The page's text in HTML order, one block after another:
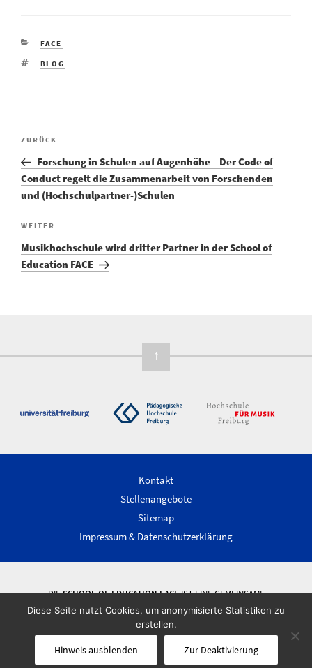
FACE
BLOG
ZURÜCK
Forschung in Schulen auf Augenhöhe – Der Code of
Conduct regelt die Zusammenarbeit von Forschenden
und (Hochschulpartner-)Schulen
WEITER
Musikhochschule wird dritter Partner in der School of
Education FACE
↑
Kontakt
Stellenangebote
Sitemap
Impressum & Datenschutzerklärung
DIESCHOOL OF EDUCATION FACEIST EINE GEMEINSAME
WISSENSCHAFTLICHE EINRICHTUNG DER ALBERT-LUDWIGS-UNIVERSITÄT
FREIBURG, DER PÄDAGOGISCHEN HOCHSCHULE FREIBURG UND DER
HOCHSCHULE FÜR MUSIK FREIBURG.
Diese Seite nutzt Cookies, um anonymisierte Statistiken zu
erstellen.
Hinweis ausblenden Zur Deaktivierung